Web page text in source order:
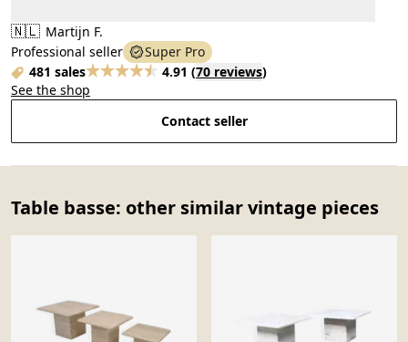
🇳🇱 Martijn F.
Professional seller
Super Pro
481 sales
4.91 (70 reviews)
See the shop
Contact seller
Table basse: other similar vintage pieces